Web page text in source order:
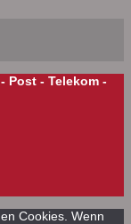
- Post - Telekom -
Cookies. Wenn